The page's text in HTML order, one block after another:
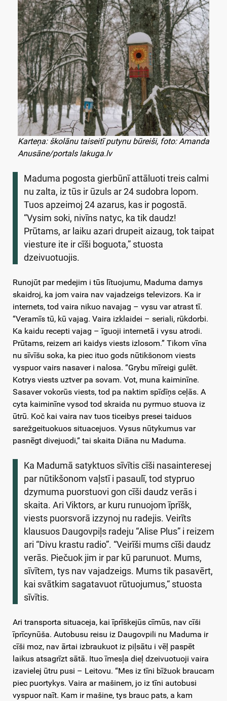
Karteņa: školānu taiseitī putynu būreiši, foto: Amanda
Anusāne/portals lakuga.lv
Maduma pogosta gierbūnī attāluoti treis calmi
nu zalta, iz tūs ir ūzuls ar 24 sudobra lopom.
Tuos apzeimoj 24 azarus, kas ir pogostā.
“Vysim soki, nivīns natyc, ka tik daudz!
Prūtams, ar laiku azari drupeit aizaug, tok taipat
viesture ite ir cīši boguota,” stuosta
dzeivuotuojis.
Runojūt par medejim i tūs lītuojumu, Maduma damys
skaidroj, ka jom vaira nav vajadzeigs televizors. Ka ir
internets, tod vaira nikuo navajag – vysu var atrast tī.
“Veramīs tū, kū vajag. Vaira izklaidei – seriali, rūkdorbi.
Ka kaidu recepti vajag – īguoji internetā i vysu atrodi.
Prūtams, reizem ari kaidys viests izlosom.” Tikom vīna
nu sīvīšu soka, ka piec ituo gods nūtikšonom viests
vyspuor vairs nasaver i nalosa. “Grybu mīreigi gulēt.
Kotrys viests uztver pa sovam. Vot, muna kaiminīne.
Sasaver vokorūs viests, tod pa naktim spīdīņs ceļās. A
cyta kaiminīne vysod tod skraida nu pyrmuo stuova iz
ūtrū. Koč kai vaira nav tuos ticeibys presei taiduos
sarežgeituokuos situacejuos. Vysus nūtykumus var
pasnēgt divejuodi,“ tai skaita Diāna nu Maduma.
Ka Madumā satyktuos sīvītis cīši nasainteresej
par nūtikšonom vaļstī i pasaulī, tod stypruo
dzymuma puorstuovi gon cīši daudz verās i
skaita. Ari Viktors, ar kuru runuojom īprīšk,
viests puorsvorā izzynoj nu radejis. Veirīts
klausuos Daugovpiļs radeju “Alise Plus” i reizem
ari “Divu krastu radio”. “Veirīši mums cīši daudz
verās. Piečuok jim ir par kū parunuot. Mums,
sīvītem, tys nav vajadzeigs. Mums tik pasavērt,
kai svātkim sagatavuot rūtuojumus,“ stuosta
sīvītis.
Ari transporta situaceja, kai īprīškejūs cīmūs, nav cīši
īprīcynūša. Autobusu reisu iz Daugovpili nu Maduma ir
cīši moz, nav ārtai izbraukuot iz piļsātu i vēļ paspēt
laikus atsagrīzt sātā. Ituo īmesļa dieļ dzeivuotuoji vaira
izavielej ūtru pusi – Leitovu. “Mes iz tīni bīžuok braucam
piec puortykys. Vaira ar mašinem, jo iz tīni autobusi
vyspuor naīt. Kam ir mašine, tys brauc pats, a kam